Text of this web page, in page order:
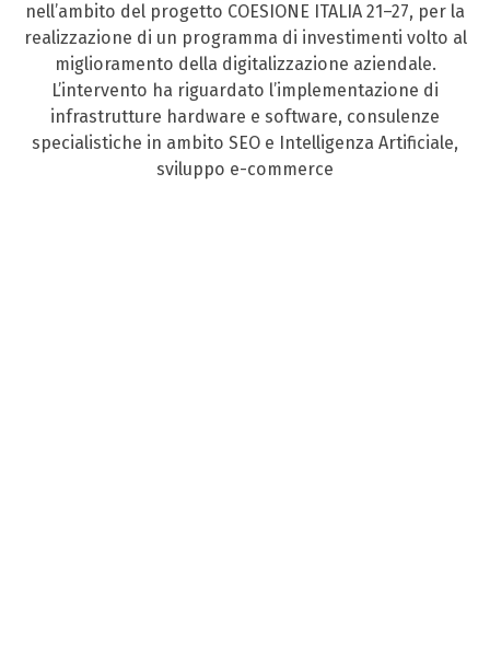
nell’ambito del progetto COESIONE ITALIA 21–27, per la
realizzazione di un programma di investimenti volto al
miglioramento della digitalizzazione aziendale.
L’intervento ha riguardato l’implementazione di
infrastrutture hardware e software, consulenze
specialistiche in ambito SEO e Intelligenza Artificiale,
sviluppo e-commerce